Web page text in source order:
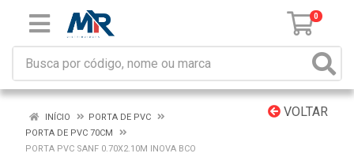
0
VOLTAR
INÍCIO
PORTA DE PVC
PORTA DE PVC 70CM
PORTA PVC SANF 0.70X2.10M INOVA BCO